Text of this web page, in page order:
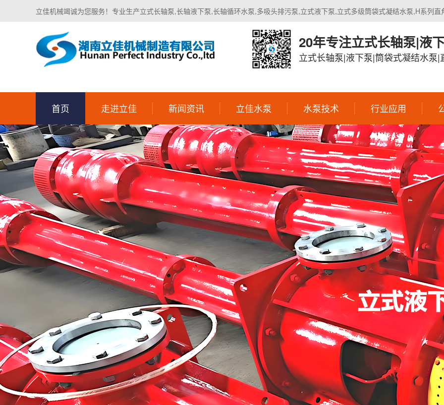
立佳机械竭诚为您服务！专业生产立式长轴泵,长轴液下泵,长轴循环水泵,多吸头排污泵,立式液下泵,立式多级筒袋式凝结水泵,H系列直
20年专注立式长轴泵|液
立式长轴泵|液下泵|筒袋式凝结水泵|
首页 走进立佳 新闻资讯 立佳水泵 水泵技术 行业应用